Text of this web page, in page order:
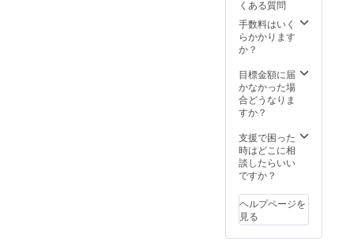
くある質問
手数料はいく
らかかります
か？
目標金額に届
かなかった場
合どうなりま
すか？
支援で困った
時はどこに相
談したらいい
ですか？
ヘルプページを
見る